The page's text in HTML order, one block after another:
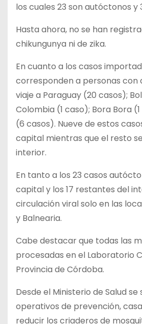
los cuales 23 son autóctonos y
Hasta ahora, no se han
chikungunya ni de zika.
En cuanto a los casos
corresponden a personas con
viaje a Paraguay (20 casos);
Colombia (1 caso); Bora Bora
(6 casos). Nueve de estos
capital mientras que el resto
interior.
En tanto a los 23 casos
capital y los 17 restantes del
circulación viral solo en las
y Balnearia.
Cabe destacar que todas las
procesadas en el Laboratorio
Provincia de Córdoba.
Desde el Ministerio de Salud se
operativos de prevención,
reducir los criaderos de